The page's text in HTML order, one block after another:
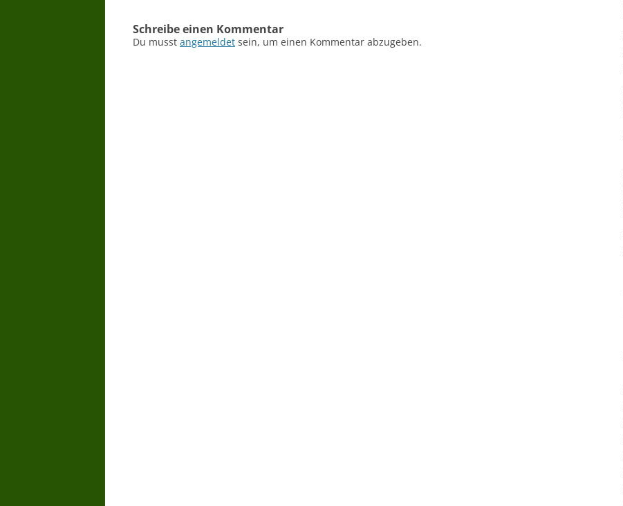
Schreibe einen Kommentar
Du musst angemeldet sein, um einen Kommentar abzugeben.